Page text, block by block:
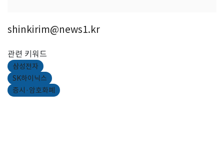
shinkirim@news1.kr
관련 키워드
삼성전자
SK하이닉스
증시·암호화폐